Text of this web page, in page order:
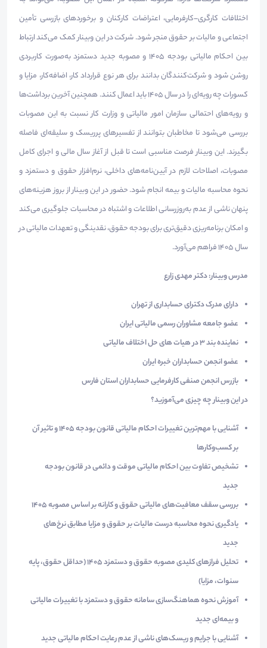
اختلافات کارگری–کارفرمایی، اعتراضات کارکنان و برخوردهای بازرسی تأمین
اجتماعی و مالیات بر حقوق منجر شود. شرکت در این وبینار کمک می‌کند ارتباط
بین احکام مالیاتی بودجه ۱۴۰۵ و مصوبه جدید دستمزد به‌صورت کاربردی
روشن شود و شرکت‌کنندگان بدانند برای هر نوع قرارداد کار، اضافه‌کار، مزایا و
کسورات چه رویه‌ای را در سال ۱۴۰۵ باید اعمال کنند. همچنین آخرین برداشت‌ها
و رویه‌های احتمالی سازمان امور مالیاتی و وزارت کار نسبت به این مصوبات
بررسی می‌شود تا مخاطبان بتوانند از تفسیرهای پرریسک و سلیقه‌ای فاصله
بگیرند. این وبینار فرصت مناسبی است تا قبل از آغاز سال مالی و اجرای کامل
مصوبات، اصلاحات لازم در آیین‌نامه‌های داخلی، نرم‌افزار حقوق و دستمزد و
نحوه محاسبه مالیات و بیمه انجام شود. حضور در این وبینار از بروز هزینه‌های
پنهان ناشی از عدم به‌روزرسانی اطلاعات و اشتباه در محاسبات جلوگیری می‌کند
و امکان برنامه‌ریزی دقیق‌تری برای بودجه حقوق، نقدینگی و تعهدات مالیاتی در
سال ۱۴۰۵ فراهم می‌آورد.
مدرس وبینار: دکتر مهدی زارع
دارای مدرک دکترای حسابداری از تهران
عضو جامعه مشاوران رسمی مالیاتی ایران
نماینده بند 3 در هیات های حل اختلاف مالیاتی
عضو انجمن حسابداران خبره ایران
بازرس انجمن صنفی کارفرمایی حسابداران استان فارس
در این وبینار چه چیزی می‌آموزید؟
آشنایی با مهم‌ترین تغییرات احکام مالیاتی قانون بودجه ۱۴۰۵ و تاثیر آن
بر کسب‌وکارها
تشخیص تفاوت بین احکام مالیاتی موقت و دائمی در قانون بودجه
جدید
بررسی سقف معافیت‌های مالیاتی حقوق و کارانه بر اساس مصوبه ۱۴۰۵
یادگیری نحوه محاسبه درست مالیات بر حقوق و مزایا مطابق نرخ‌های
جدید
تحلیل فرازهای کلیدی مصوبه حقوق و دستمزد ۱۴۰۵ (حداقل حقوق، پایه
سنوات، مزایا)
آموزش نحوه هماهنگ‌سازی سامانه حقوق و دستمزد با تغییرات مالیاتی
و بیمه‌ای جدید
آشنایی با جرایم و ریسک‌های ناشی از عدم رعایت احکام مالیاتی جدید